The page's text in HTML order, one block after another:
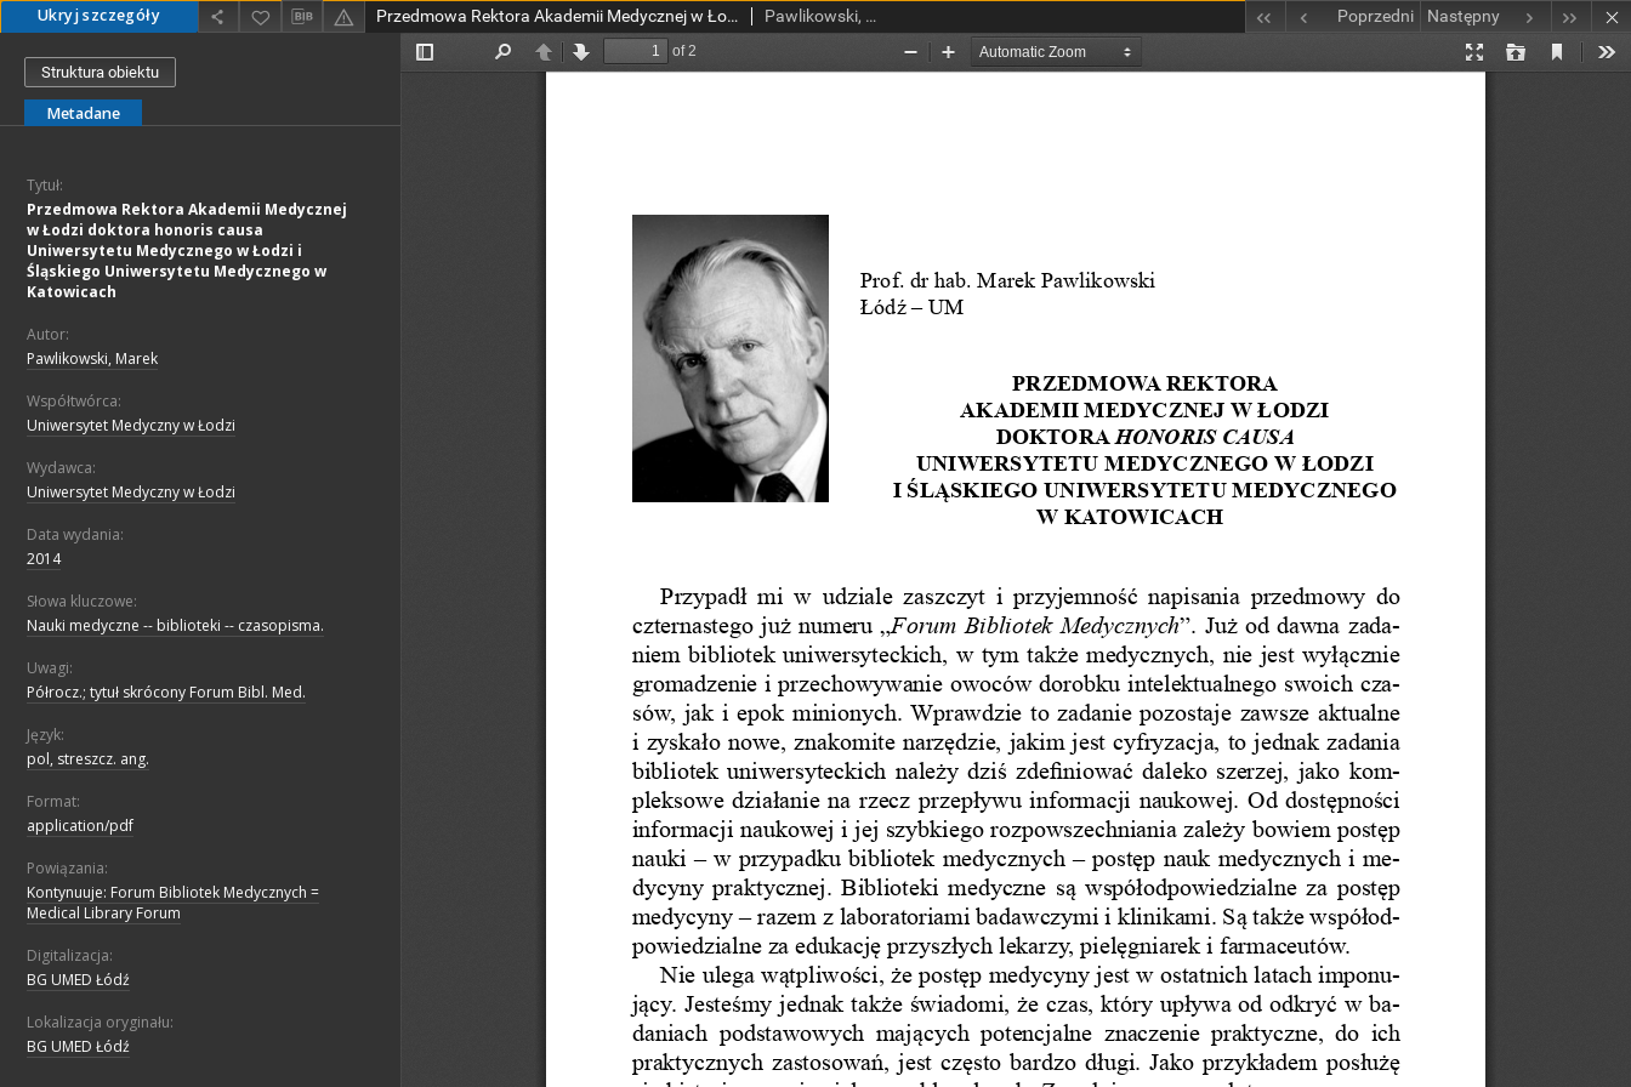
Ukryj szczegóły Przedmowa Rektora Akademii Medycznej w Łodzi doktora honoris causa Uniwersytetu Medycznego w Łodzi i Śląskiego Uniwersytetu Medycznego w Katowicach Pawlikowski, Marek Poprzedni Następny
Struktura obiektu
Metadane
Tytuł:
Przedmowa Rektora Akademii Medycznej
w Łodzi doktora honoris causa
Uniwersytetu Medycznego w Łodzi i
Śląskiego Uniwersytetu Medycznego w
Katowicach
Autor:
Pawlikowski, Marek
Współtwórca:
Uniwersytet Medyczny w Łodzi
Wydawca:
Uniwersytet Medyczny w Łodzi
Data wydania:
2014
Słowa kluczowe:
Nauki medyczne -- biblioteki -- czasopisma.
Uwagi:
Półrocz.; tytuł skrócony Forum Bibl. Med.
Język:
pol, streszcz. ang.
Format:
application/pdf
Powiązania:
Kontynuuje: Forum Bibliotek Medycznych =
Medical Library Forum
Digitalizacja:
BG UMED Łódź
Lokalizacja oryginału:
BG UMED Łódź